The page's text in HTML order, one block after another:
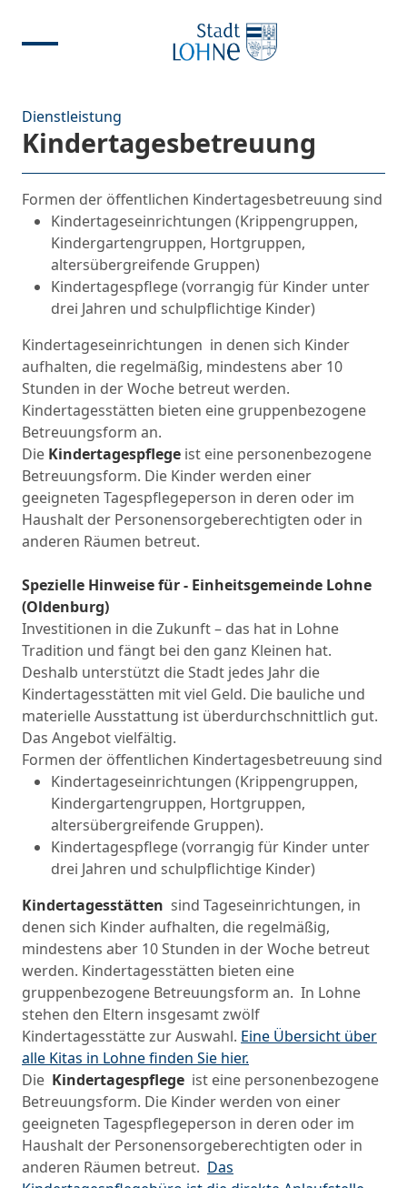
Dienstleistung
Kindertagesbetreuung
Formen der öffentlichen Kindertagesbetreuung sind
Kindertageseinrichtungen (Krippengruppen,
Kindergartengruppen, Hortgruppen,
altersübergreifende Gruppen)
Kindertagespflege (vorrangig für Kinder unter
drei Jahren und schulpflichtige Kinder)
Kindertageseinrichtungen in denen sich Kinder
aufhalten, die regelmäßig, mindestens aber 10
Stunden in der Woche betreut werden.
Kindertagesstätten bieten eine gruppenbezogene
Betreuungsform an.
Die Kindertagespflege ist eine personenbezogene
Betreuungsform. Die Kinder werden einer
geeigneten Tagespflegeperson in deren oder im
Haushalt der Personensorgeberechtigten oder in
anderen Räumen betreut.
Spezielle Hinweise für - Einheitsgemeinde Lohne
(Oldenburg)
Investitionen in die Zukunft – das hat in Lohne
Tradition und fängt bei den ganz Kleinen hat.
Deshalb unterstützt die Stadt jedes Jahr die
Kindertagesstätten mit viel Geld. Die bauliche und
materielle Ausstattung ist überdurchschnittlich gut.
Das Angebot vielfältig.
Formen der öffentlichen Kindertagesbetreuung sind
Kindertageseinrichtungen (Krippengruppen,
Kindergartengruppen, Hortgruppen,
altersübergreifende Gruppen).
Kindertagespflege (vorrangig für Kinder unter
drei Jahren und schulpflichtige Kinder)
Kindertagesstätten sind Tageseinrichtungen, in
denen sich Kinder aufhalten, die regelmäßig,
mindestens aber 10 Stunden in der Woche betreut
werden. Kindertagesstätten bieten eine
gruppenbezogene Betreuungsform an. In Lohne
stehen den Eltern insgesamt zwölf
Kindertagesstätte zur Auswahl. Eine Übersicht über
alle Kitas in Lohne finden Sie hier.
Die Kindertagespflege ist eine personenbezogene
Betreuungsform. Die Kinder werden von einer
geeigneten Tagespflegeperson in deren oder im
Haushalt der Personensorgeberechtigten oder in
anderen Räumen betreut. Das